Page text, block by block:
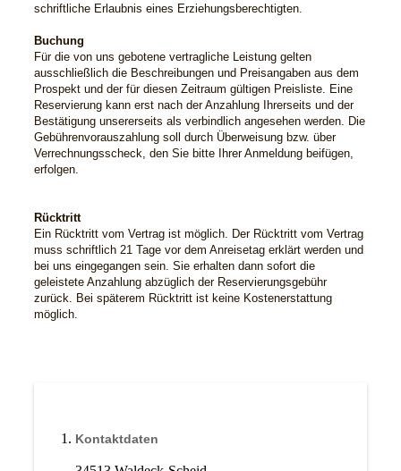
schriftliche Erlaubnis eines Erziehungsberechtigten.
Buchung
Für die von uns gebotene vertragliche Leistung gelten
ausschließlich die Beschreibungen und Preisangaben aus dem
Prospekt und der für diesen Zeitraum gültigen Preisliste. Eine
Reservierung kann erst nach der Anzahlung Ihrerseits und der
Bestätigung unsererseits als verbindlich angesehen werden. Die
Gebührenvorauszahlung soll durch Überweisung bzw. über
Verrechnungsscheck, den Sie bitte Ihrer Anmeldung beifügen,
erfolgen.
Rücktritt
Ein Rücktritt vom Vertrag ist möglich. Der Rücktritt vom Vertrag
muss schriftlich 21 Tage vor dem Anreisetag erklärt werden und
bei uns eingegangen sein. Sie erhalten dann sofort die
geleistete Anzahlung abzüglich der Reservierungsgebühr
zurück. Bei späterem Rücktritt ist keine Kostenerstattung
möglich.
Kontaktdaten